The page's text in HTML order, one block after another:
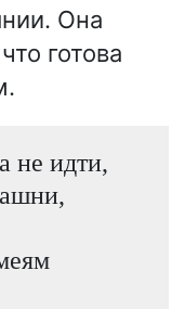
Она
готова
не идти,